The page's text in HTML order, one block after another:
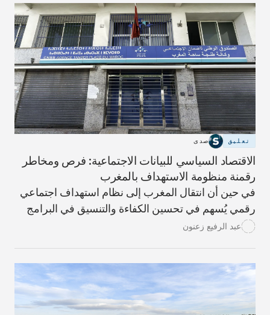
تعليق صدى
الاقتصاد السياسي للبيانات الاجتماعية: فرص ومخاطر
رقمنة منظومة الاستهداف بالمغرب
في حين أن انتقال المغرب إلى نظام استهداف اجتماعي
رقمي يُسهم في تحسين الكفاءة والتنسيق في البرامج
الاجتماعية، إلا أنه ينطوي على مخاطر الإقصاء ويُعزّز
الاستفادة من مزايا مثل التحويلات النقدية والتأمين
الصحي. ومع ذلك، تؤدي العيوب التقنية، والفجوة
الرقمية، والمعايير الصارمة في النظام الجديد إلى
عبد الرفيع زعنون